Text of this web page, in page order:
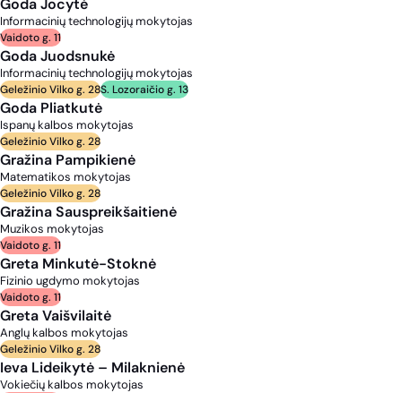
Goda Jocytė
Informacinių technologijų mokytojas
Vaidoto g. 11
Goda Juodsnukė
Informacinių technologijų mokytojas
Geležinio Vilko g. 28S. Lozoraičio g. 13
Goda Pliatkutė
Ispanų kalbos mokytojas
Geležinio Vilko g. 28
Gražina Pampikienė
Matematikos mokytojas
Geležinio Vilko g. 28
Gražina Sauspreikšaitienė
Muzikos mokytojas
Vaidoto g. 11
Greta Minkutė-Stoknė
Fizinio ugdymo mokytojas
Vaidoto g. 11
Greta Vaišvilaitė
Anglų kalbos mokytojas
Geležinio Vilko g. 28
Ieva Lideikytė – Milaknienė
Vokiečių kalbos mokytojas